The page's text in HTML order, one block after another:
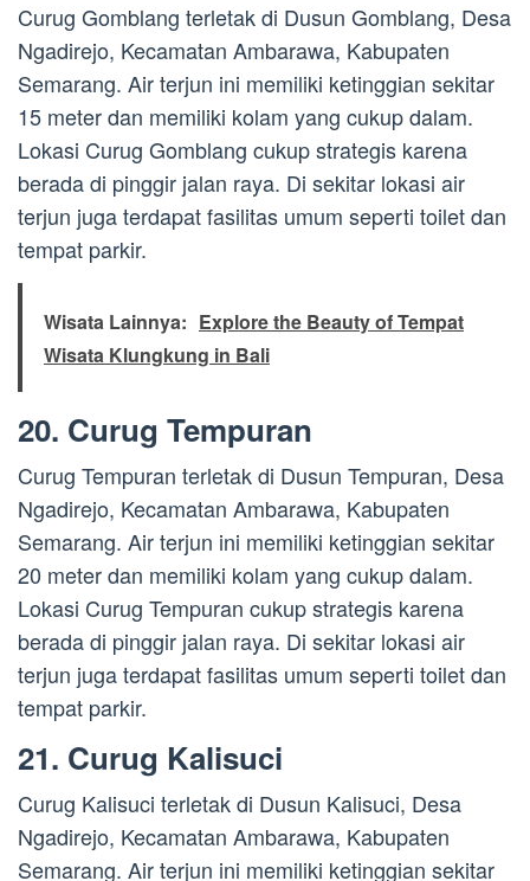
Curug Gomblang terletak di Dusun Gomblang, Desa
Ngadirejo, Kecamatan Ambarawa, Kabupaten
Semarang. Air terjun ini memiliki ketinggian sekitar
15 meter dan memiliki kolam yang cukup dalam.
Lokasi Curug Gomblang cukup strategis karena
berada di pinggir jalan raya. Di sekitar lokasi air
terjun juga terdapat fasilitas umum seperti toilet dan
tempat parkir.
Wisata Lainnya: Explore the Beauty of Tempat
Wisata Klungkung in Bali
20. Curug Tempuran
Curug Tempuran terletak di Dusun Tempuran, Desa
Ngadirejo, Kecamatan Ambarawa, Kabupaten
Semarang. Air terjun ini memiliki ketinggian sekitar
20 meter dan memiliki kolam yang cukup dalam.
Lokasi Curug Tempuran cukup strategis karena
berada di pinggir jalan raya. Di sekitar lokasi air
terjun juga terdapat fasilitas umum seperti toilet dan
tempat parkir.
21. Curug Kalisuci
Curug Kalisuci terletak di Dusun Kalisuci, Desa
Ngadirejo, Kecamatan Ambarawa, Kabupaten
Semarang. Air terjun ini memiliki ketinggian sekitar